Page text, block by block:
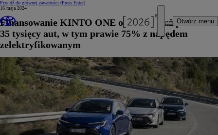
Przejdź do głównej zawartości (Press Enter)
Otwórz menu
16 maja 2024
Finansowanie KINTO ONE obejmuje już ponad
35 tysięcy aut, w tym prawie 75% z napędem
zelektryfikowanym